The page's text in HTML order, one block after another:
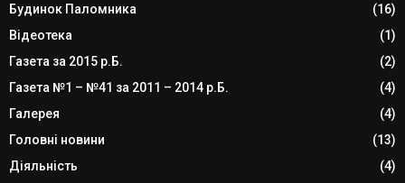
Будинок Паломника
(16)
Відеотека
(1)
Газета за 2015 р.Б.
(2)
Газета №1 – №41 за 2011 – 2014 р.Б.
(4)
Галерея
(4)
Головні новини
(13)
Діяльність
(4)